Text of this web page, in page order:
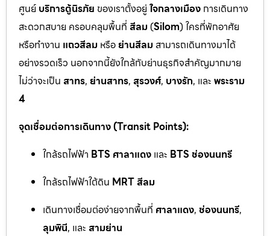
ศูนย์ บริการตู้นิรภัย ของเราตั้งอยู่ ใจกลางเมือง การเดินทาง
สะดวกสบาย ครอบคลุมพื้นที่ สีลม(Silom) ใครที่พักอาศัย
หรือทำงาน แถวสีลม หรือย่านสีลม สามารถเดินทางมาได้
อย่างรวดเร็ว นอกจากนี้ยังใกล้กับย่านธุรกิจสำคัญมากมาย
ไม่ว่าจะเป็น สาทร, ย่านสาทร, สุรวงศ์, บางรัก, และ พระราม
4
จุดเชื่อมต่อการเดินทาง (Transit Points):
ใกล้รถไฟฟ้า BTS ศาลาแดง และ BTS ช่องนนทรี
ใกล้รถไฟฟ้าใต้ดิน MRT สีลม
เดินทางเชื่อมต่อง่ายจากพื้นที่ ศาลาแดง, ช่องนนทรี,
ลุมพินี, และ สามย่าน